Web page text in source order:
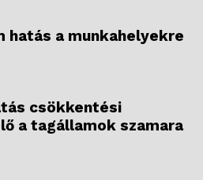
hatás a munkahelyekre
csökkentési
a tagállamok szamara